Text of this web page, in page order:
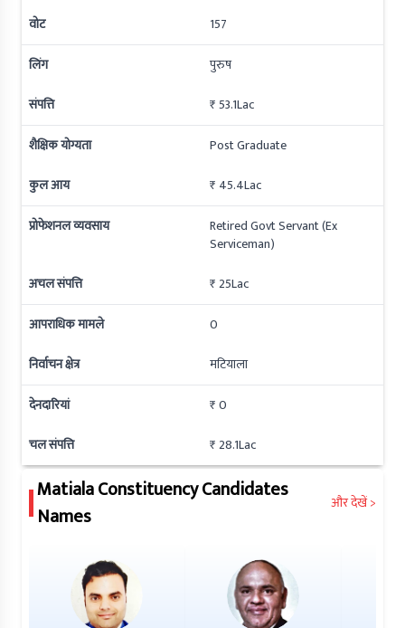
वोट
157
लिंग
पुरुष
संपत्ति
₹ 53.1Lac
शैक्षिक योग्यता
Post Graduate
कुल आय
₹ 45.4Lac
प्रोफेशनल व्यवसाय
Retired Govt Servant (Ex
Serviceman)
अचल संपत्ति
₹ 25Lac
आपराधिक मामले
0
निर्वाचन क्षेत्र
मटियाला
देनदारियां
₹ 0
चल संपत्ति
₹ 28.1Lac
MatialaConstituency Candidates
Names
और देखें >